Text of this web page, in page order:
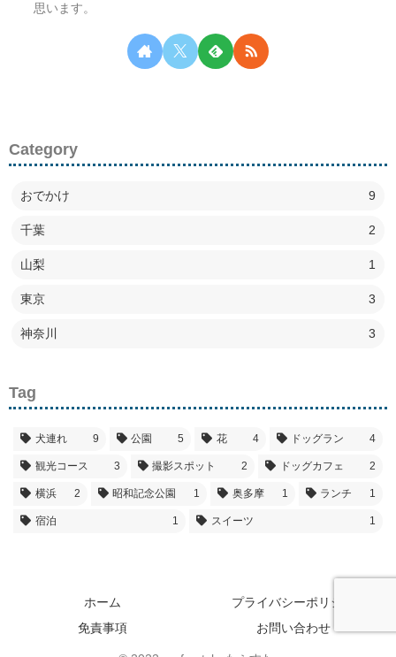
思います。
Category
おでかけ 9
千葉 2
山梨 1
東京 3
神奈川 3
Tag
犬連れ 9 公園 5 花 4 ドッグラン 4
観光コース 3 撮影スポット 2 ドッグカフェ 2
横浜 2 昭和記念公園 1 奥多摩 1 ランチ 1
宿泊 1 スイーツ 1
ホーム
プライバシーポリシー
免責事項
お問い合わせ